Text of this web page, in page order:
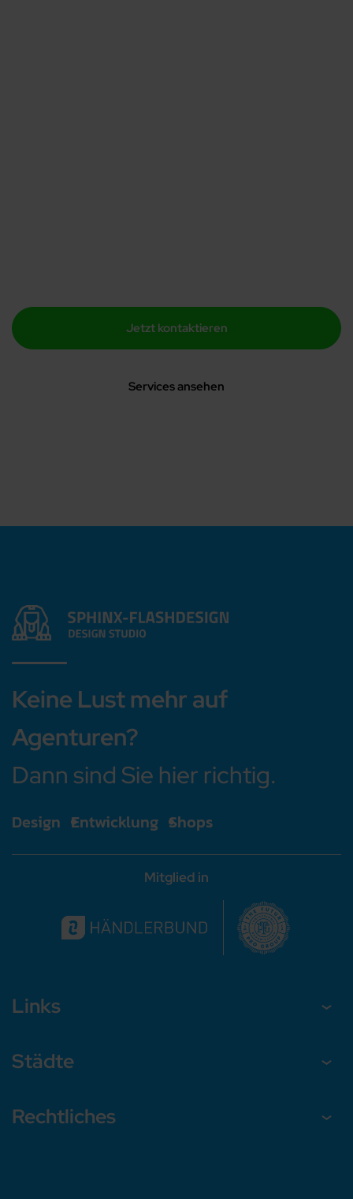
Jetzt kontaktieren
Services ansehen
Keine Lust mehr auf
Agenturen?
Dann sind Sie hier richtig.
Design Entwicklung Shops
Mitglied in
Links
Städte
Rechtliches